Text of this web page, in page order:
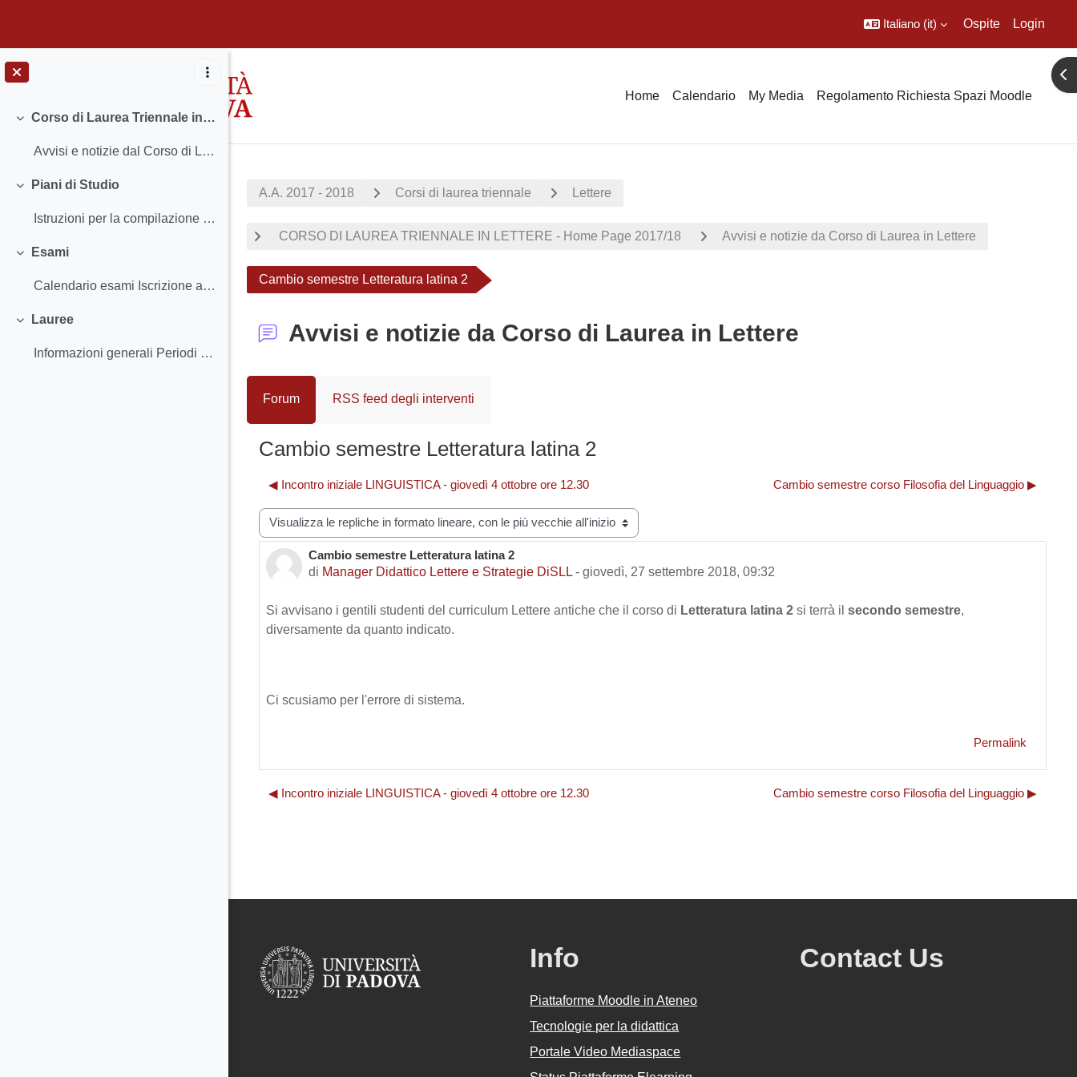
Italiano ‎(it)‎ Ospite Login
Home Calendario My Media Regolamento Richiesta Spazi Moodle
Minimizza
Corso di Laurea Triennale in Lettere
Avvisi e notizie dal Corso di Laurea Insegnamenti...
Minimizza
Piani di Studio
Istruzioni per la compilazione e scadenzeClassi ab...
Minimizza
Esami
Calendario esami Iscrizione agli esami e Registra...
Minimizza
Lauree
Informazioni generali Periodi e scadenze - Calend...
A.A. 2017 - 2018 Corsi di laurea triennale Lettere
CORSO DI LAUREA TRIENNALE IN LETTERE - Home Page 2017/18 Avvisi e notizie da Corso di Laurea in Lettere
Cambio semestre Letteratura latina 2
Avvisi e notizie da Corso di Laurea in Lettere
Forum RSS feed degli interventi
Cambio semestre Letteratura latina 2
◀︎ Incontro iniziale LINGUISTICA - giovedì 4 ottobre ore 12.30 Cambio semestre corso Filosofia del Linguaggio ▶︎
Modalità visualizzazione
Cambio semestre Letteratura latina 2
di Manager Didattico Lettere e Strategie DiSLL - giovedì, 27 settembre 2018, 09:32
Numero di risposte: 0
Si avvisano i gentili studenti del curriculum Lettere antiche che il corso di Letteratura latina 2 si terrà il secondo semestre,
diversamente da quanto indicato.
Ci scusiamo per l'errore di sistema.
Permalink
◀︎ Incontro iniziale LINGUISTICA - giovedì 4 ottobre ore 12.30 Cambio semestre corso Filosofia del Linguaggio ▶︎
Info
Piattaforme Moodle in Ateneo
Tecnologie per la didattica
Portale Video Mediaspace
Contact Us